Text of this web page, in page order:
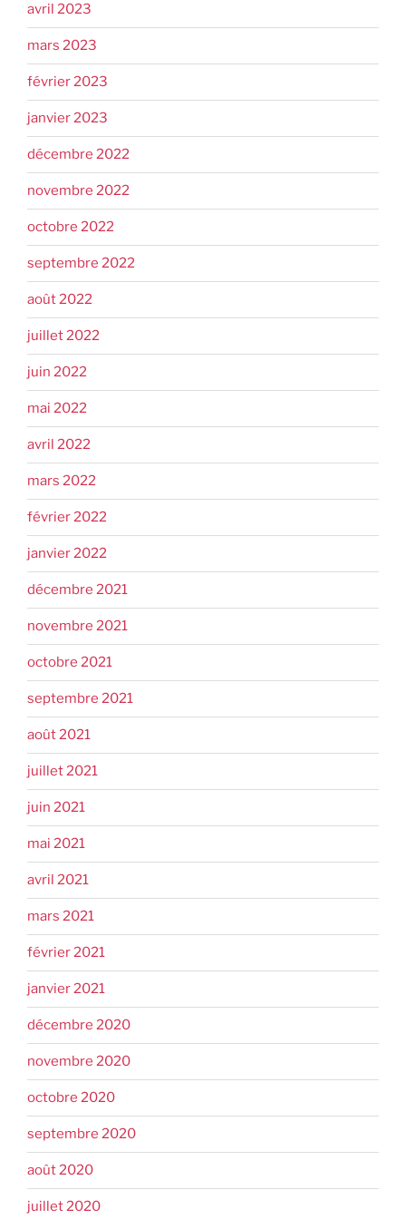
avril 2023
mars 2023
février 2023
janvier 2023
décembre 2022
novembre 2022
octobre 2022
septembre 2022
août 2022
juillet 2022
juin 2022
mai 2022
avril 2022
mars 2022
février 2022
janvier 2022
décembre 2021
novembre 2021
octobre 2021
septembre 2021
août 2021
juillet 2021
juin 2021
mai 2021
avril 2021
mars 2021
février 2021
janvier 2021
décembre 2020
novembre 2020
octobre 2020
septembre 2020
août 2020
juillet 2020